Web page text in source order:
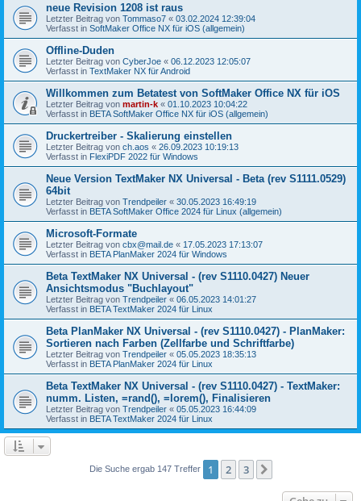
neue Revision 1208 ist raus
Letzter Beitrag von Tommaso7 « 03.02.2024 12:39:04
Verfasst in SoftMaker Office NX für iOS (allgemein)
Offline-Duden
Letzter Beitrag von CyberJoe « 06.12.2023 12:05:07
Verfasst in TextMaker NX für Android
Willkommen zum Betatest von SoftMaker Office NX für iOS
Letzter Beitrag von martin-k « 01.10.2023 10:04:22
Verfasst in BETA SoftMaker Office NX für iOS (allgemein)
Druckertreiber - Skalierung einstellen
Letzter Beitrag von ch.aos « 26.09.2023 10:19:13
Verfasst in FlexiPDF 2022 für Windows
Neue Version TextMaker NX Universal - Beta (rev S1111.0529)
64bit
Letzter Beitrag von Trendpeiler « 30.05.2023 16:49:19
Verfasst in BETA SoftMaker Office 2024 für Linux (allgemein)
Microsoft-Formate
Letzter Beitrag von cbx@mail.de « 17.05.2023 17:13:07
Verfasst in BETA PlanMaker 2024 für Windows
Beta TextMaker NX Universal - (rev S1110.0427) Neuer
Ansichtsmodus "Buchlayout"
Letzter Beitrag von Trendpeiler « 06.05.2023 14:01:27
Verfasst in BETA TextMaker 2024 für Linux
Beta PlanMaker NX Universal - (rev S1110.0427) - PlanMaker:
Sortieren nach Farben (Zellfarbe und Schriftfarbe)
Letzter Beitrag von Trendpeiler « 05.05.2023 18:35:13
Verfasst in BETA PlanMaker 2024 für Linux
Beta TextMaker NX Universal - (rev S1110.0427) - TextMaker:
numm. Listen, =rand(), =lorem(), Finalisieren
Letzter Beitrag von Trendpeiler « 05.05.2023 16:44:09
Verfasst in BETA TextMaker 2024 für Linux
Die Suche ergab 147 Treffer 1 2 3